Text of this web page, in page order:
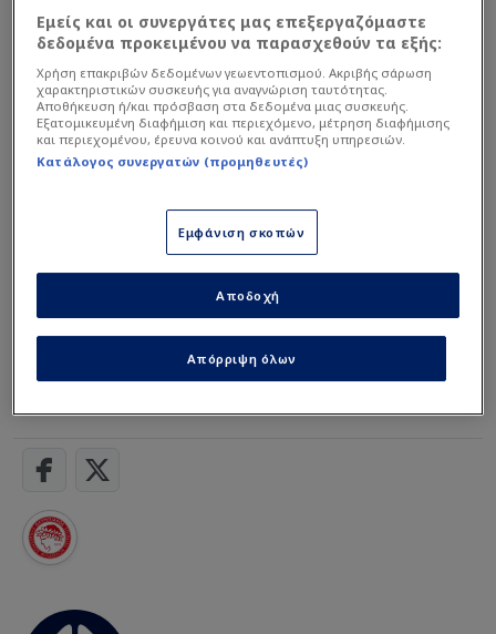
Διαβάστε τη συνέχεια στο financenews.gr
Εμείς και οι συνεργάτες μας επεξεργαζόμαστε
δεδομένα προκειμένου να παρασχεθούν τα εξής:
Χρήση επακριβών δεδομένων γεωεντοπισμού. Ακριβής σάρωση
χαρακτηριστικών συσκευής για αναγνώριση ταυτότητας.
Αποθήκευση ή/και πρόσβαση στα δεδομένα μιας συσκευής.
Εξατομικευμένη διαφήμιση και περιεχόμενο, μέτρηση διαφήμισης
και περιεχομένου, έρευνα κοινού και ανάπτυξη υπηρεσιών.
Κατάλογος συνεργατών (προμηθευτές)
Εμφάνιση σκοπών
Απόρριψη όλων
Αποδοχή